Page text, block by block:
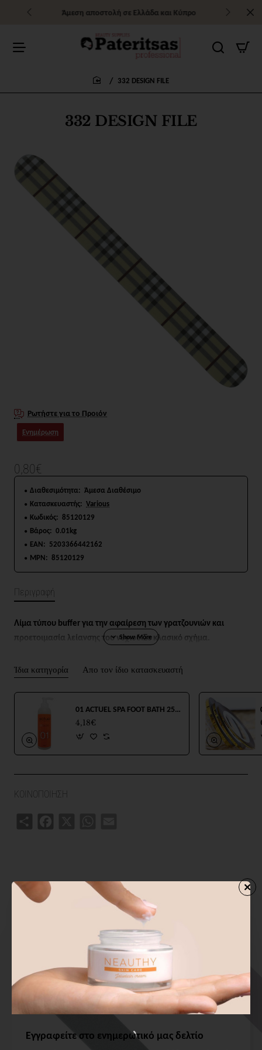
Εγγραφείτε στο ενημερωτικό μας δελτίο
Άμεση αποστολή σε Ελλάδα και Κύπρο
332 DESIGN FILE
332 DESIGN FILE
Ρωτήστε για το Προιόν
Ενημέρωση
0,80€
Διαθεσιμότητα: Άμεσα Διαθέσιμο
Κατασκευαστής: Various
Κωδικός: 85120129
Βάρος: 0.01kg
EAN: 5203366442162
MPN: 85120129
Περιγραφή
Λίμα τύπου buffer για την αφαίρεση των γρατζουνιών και
προετοιμασία λείανσης του νυχιού.Σε κλασικό σχήμα.
Ίδια κατηγορία Απο τον ίδιο κατασκευαστή
01 ACTUEL SPA FOOT BATH 250ml
4,18€
ΚΟΙΝΟΠΟΙΗΣΗ
ΣΧΕΤΙΚΑ ΠΡΟΙΟΝΤΑ ΑΓΟΡΑΣΑΝ ΕΠΙΣΗΣ ΑΠΟ ΤΗΝ